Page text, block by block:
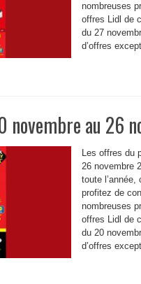
nombreuses
offres Lidl de
du 27
d’offres
novembre au 26
Les offres du
26 novembre
toute
profitez de
nombreuses
offres Lidl de
du 20
d’offres